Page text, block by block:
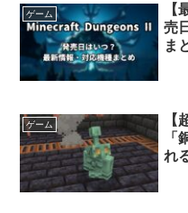
ゲーム
【
売
ま
ゲーム
【
「
れ